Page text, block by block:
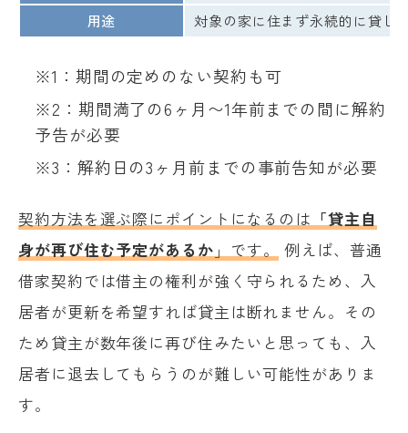
用途
対象の家に住まず永続的に貸し
※1：期間の定めのない契約も可
※2：期間満了の6ヶ月〜1年前までの間に解約
予告が必要
※3：解約日の3ヶ月前までの事前告知が必要
契約方法を選ぶ際にポイントになるのは 「貸主自
身が再び住む予定があるか 」です。
例えば、普通
借家契約では借主の権利が強く守られるため、入
居者が更新を希望すれば貸主は断れません。その
ため貸主が数年後に再び住みたいと思っても、入
居者に退去してもらうのが難しい可能性がありま
す。